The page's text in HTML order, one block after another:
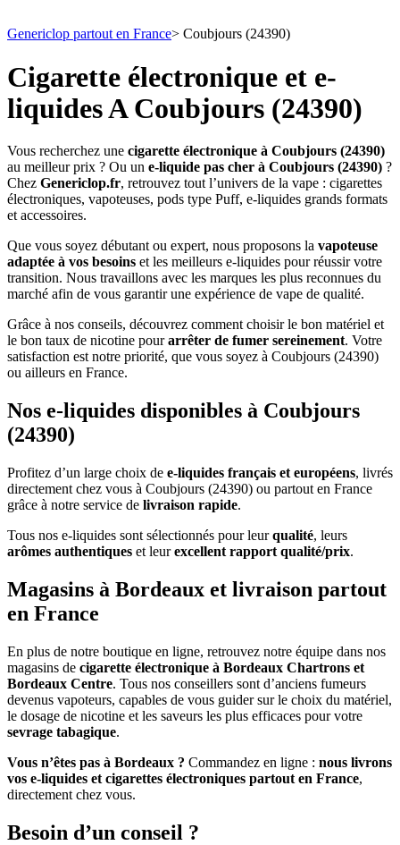
Genericlop partout en France> Coubjours (24390)
Cigarette électronique et e-
liquides A Coubjours (24390)
Vous recherchez une cigarette électronique à Coubjours (24390)
au meilleur prix ? Ou un e-liquide pas cher à Coubjours (24390) ?
Chez Genericlop.fr, retrouvez tout l’univers de la vape : cigarettes
électroniques, vapoteuses, pods type Puff, e-liquides grands formats
et accessoires.
Que vous soyez débutant ou expert, nous proposons la vapoteuse
adaptée à vos besoins et les meilleurs e-liquides pour réussir votre
transition. Nous travaillons avec les marques les plus reconnues du
marché afin de vous garantir une expérience de vape de qualité.
Grâce à nos conseils, découvrez comment choisir le bon matériel et
le bon taux de nicotine pourarrêter de fumer sereinement. Votre
satisfaction est notre priorité, que vous soyez à Coubjours (24390)
ou ailleurs en France.
Nos e-liquides disponibles à Coubjours
(24390)
Profitez d’un large choix de e-liquides français et européens, livrés
directement chez vous à Coubjours (24390) ou partout en France
grâce à notre service de livraison rapide.
Tous nos e-liquides sont sélectionnés pour leurqualité, leurs
arômes authentiques et leurexcellent rapport qualité/prix.
Magasins à Bordeaux et livraison partout
en France
En plus de notre boutique en ligne, retrouvez notre équipe dans nos
magasins de cigarette électronique à Bordeaux Chartrons et
Bordeaux Centre. Tous nos conseillers sont d’anciens fumeurs
devenus vapoteurs, capables de vous guider sur le choix du matériel,
le dosage de nicotine et les saveurs les plus efficaces pour votre
sevrage tabagique.
Vous n’êtes pas à Bordeaux ? Commandez en ligne : nous livrons
vos e-liquides et cigarettes électroniques partout en France,
directement chez vous.
Besoin d’un conseil ?